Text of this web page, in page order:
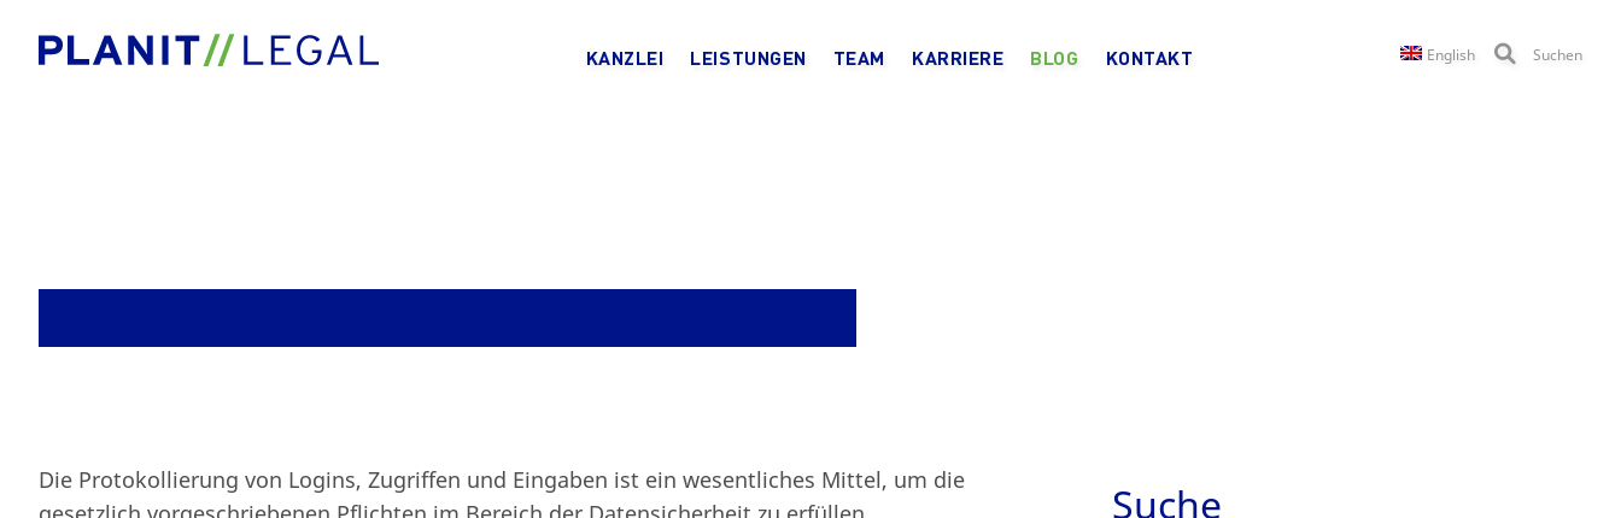
KANZLEI LEISTUNGEN TEAM KARRIERE BLOG KONTAKT English Suchen
Die Protokollierung von Logins, Zugriffen und Eingaben ist ein wesentliches Mittel, um die
Suche